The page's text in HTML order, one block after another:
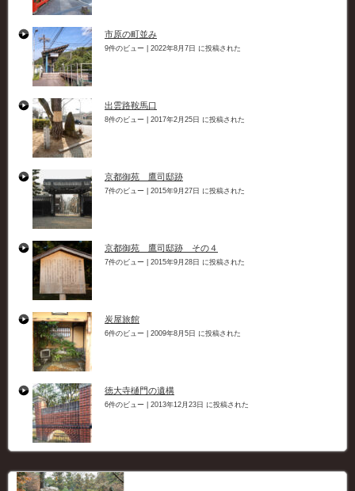
市原の町並み
9件のビュー 2022年8月7日 に投稿された
出雲路鞍馬口
8件のビュー 2017年2月25日 に投稿された
京都御苑 鷹司邸跡
7件のビュー 2015年9月27日 に投稿された
京都御苑 鷹司邸跡 その４
7件のビュー 2015年9月28日 に投稿された
炭屋旅館
6件のビュー 2009年8月5日 に投稿された
徳大寺樋門の遺構
6件のビュー 2013年12月23日 に投稿された